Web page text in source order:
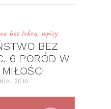
bez lukru, wpisy
BEZ
6 PORÓD W
2018